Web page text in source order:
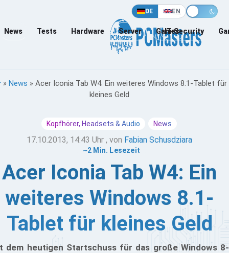
DE EN
News Tests Hardware Server Games
IT-Security
» News » Acer Iconia Tab W4: Ein weiteres Windows 8.1-Tablet für
kleines Geld
Kopfhörer, Headsets & Audio News
17.10.2013, 14:43 Uhr , von Fabian Schusdziara
~2 Min. Lesezeit
Acer Iconia Tab W4: Ein
weiteres Windows 8.1-
Tablet für kleines Geld
dem heutigen Startschuss für das große Windows 8-